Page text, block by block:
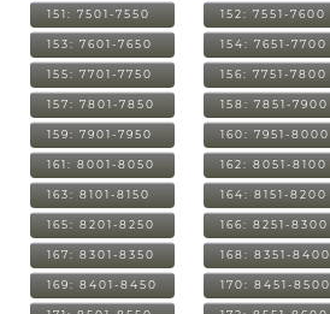
151: 7501-7550 152: 7551-7600
153: 7601-7650 154: 7651-7700
155: 7701-7750 156: 7751-7800
157: 7801-7850 158: 7851-7900
159: 7901-7950 160: 7951-8000
161: 8001-8050 162: 8051-8100
163: 8101-8150 164: 8151-8200
165: 8201-8250 166: 8251-8300
167: 8301-8350 168: 8351-8400
169: 8401-8450 170: 8451-8500